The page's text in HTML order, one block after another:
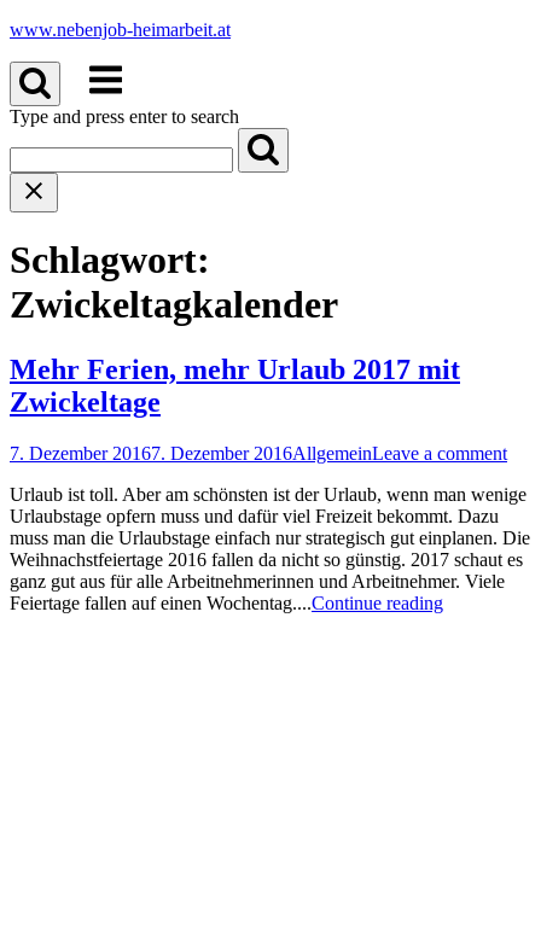
Skip
content
www.nebenjob-heimarbeit.at
Menu
Type and press enter to search
Schlagwort:
Zwickeltagkalender
Mehr Ferien, mehr Urlaub 2017 mit
Zwickeltage
7. Dezember 20167. Dezember 2016AllgemeinLeave a comment
Urlaub ist toll. Aber am schönsten ist der Urlaub, wenn man wenige
Urlaubstage opfern muss und dafür viel Freizeit bekommt. Dazu
muss man die Urlaubstage einfach nur strategisch gut einplanen. Die
Weihnachstfeiertage 2016 fallen da nicht so günstig. 2017 schaut es
ganz gut aus für alle Arbeitnehmerinnen und Arbeitnehmer. Viele
Feiertage fallen auf einen Wochentag....Continue reading